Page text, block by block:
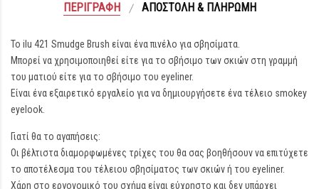
ΠΕΡΙΓΡΑΦΉ ΑΠΟΣΤΟΛΉ & ΠΛΗΡΩΜΉ
Το ilu 421 Smudge Brush είναι ένα πινέλο για σβησίματα.
Μπορεί να χρησιμοποιηθεί είτε για το σβήσιμο των σκιών στη γραμμή
του ματιού είτε για το σβήσιμο του eyeliner.
Είναι ένα εξαιρετικό εργαλείο για να δημιουργήσετε ένα τέλειο smokey
eyelook.
Γιατί θα το αγαπήσεις:
Οι βέλτιστα διαμορφωμένες τρίχες του θα σας βοηθήσουν να επιτύχετε
το αποτέλεσμα του τέλειου σβησίματος των σκιών ή του eyeliner.
Χάρη στο εργονομικό του σχήμα είναι εύχρηστο και δεν υπάρχει